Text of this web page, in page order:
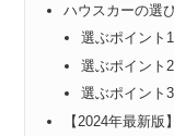
ハウスカーの選
選ぶポイント
選ぶポイント
選ぶポイント
【2024年最新